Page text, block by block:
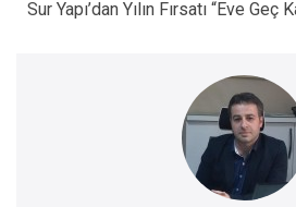
Sur Yapı’dan Yılın Fırsatı “Eve Geç